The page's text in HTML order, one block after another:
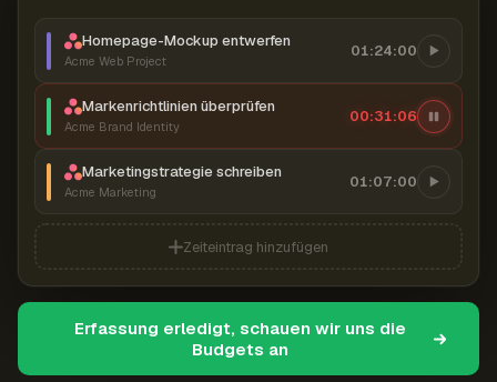
Homepage-Mockup entwerfen
Acme Web Project
01:24:00
Markenrichtlinien überprüfen
Acme Brand Identity
00:31:07
Marketingstrategie schreiben
Acme Marketing
01:07:00
Zeiteintrag hinzufügen
Erfassung erledigt, schauen wir uns die
Budgets an